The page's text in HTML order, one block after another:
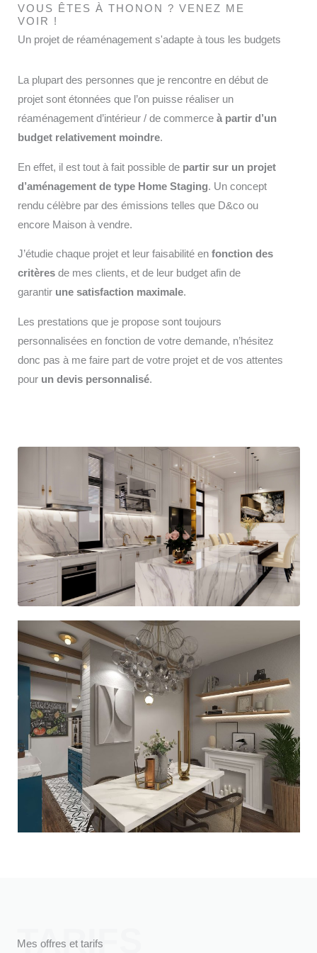
VOUS ÊTES À THONON ? VENEZ ME
VOIR !
Un projet de réaménagement s'adapte à tous les budgets
La plupart des personnes que je rencontre en début de
projet sont étonnées que l’on puisse réaliser un
réaménagement d’intérieur / de commerce à partir d’un
budget relativement moindre.
En effet, il est tout à fait possible de partir sur un projet
d’aménagement de type Home Staging. Un concept
rendu célèbre par des émissions telles que D&co ou
encore Maison à vendre.
J’étudie chaque projet et leur faisabilité en fonction des
critères de mes clients, et de leur budget afin de
garantir une satisfaction maximale.
Les prestations que je propose sont toujours
personnalisées en fonction de votre demande, n’hésitez
donc pas à me faire part de votre projet et de vos attentes
pour un devis personnalisé.
TARIFS
Mes offres et tarifs